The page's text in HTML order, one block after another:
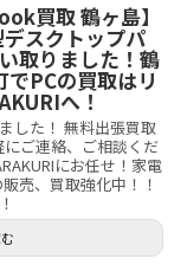
買取 鶴ヶ島】
スクトップパ
取りました！鶴
でPCの買取はリ
へ！
した！ 無料出張買取
ご連絡、ご相談くだ
にお任せ！家電
売、買取強化中！！